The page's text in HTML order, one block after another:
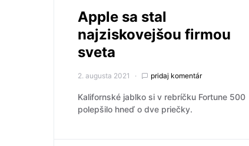
Apple sa stal
najziskovejšou firmou
sveta
2. augusta 2021 pridaj komentár
Kalifornské jablko si v rebríčku Fortune 500
polepšilo hneď o dve priečky.